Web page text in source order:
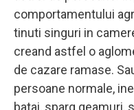
comportamentului
tinuti singuri in
creand astfel o
de cazare ramase.
persoane normale,
batai, sparg geamuri,